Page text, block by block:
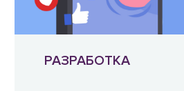
РАЗРАБОТКА